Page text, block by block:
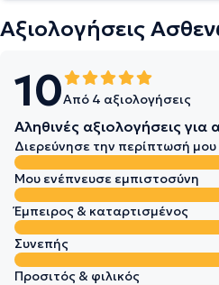
Αξιολογήσεις
10Από 4 αξιολογήσεις
Αληθινές αξιολογήσεις
Διερεύνησε την περίπτωσή
Μου ενέπνευσε εμπιστοσύνη
Έμπειρος & καταρτισμένος
Συνεπής
Προσιτός & φιλικός